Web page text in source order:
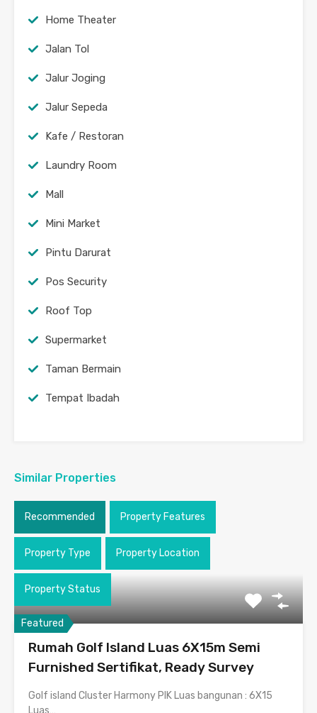
Home Theater
Jalan Tol
Jalur Joging
Jalur Sepeda
Kafe / Restoran
Laundry Room
Mall
Mini Market
Pintu Darurat
Pos Security
Roof Top
Supermarket
Taman Bermain
Tempat Ibadah
Similar Properties
Recommended Property Features
Property Type Property Location
Property Status
Featured
Rumah Golf Island Luas 6X15m Semi
Furnished Sertifikat, Ready Survey
Golf island Cluster Harmony PIK Luas bangunan : 6X15
Luas…